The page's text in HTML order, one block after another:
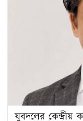
যুবদলের কেন্দ্রীয়